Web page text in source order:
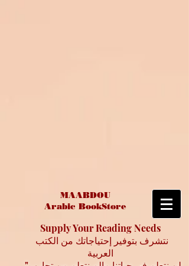
MAABDOU
Arabic BookStore
Supply Your Reading Needs
العربية